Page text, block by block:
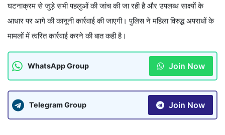
घटनाक्रम से जुड़े सभी पहलुओं की जांच की जा रही है और उपलब्ध साक्ष्यों के
आधार पर आगे की कानूनी कार्रवाई की जाएगी। पुलिस ने महिला विरुद्ध अपराधों के
मामलों में त्वरित कार्रवाई करने की बात कही है।
WhatsApp Group Join Now
Telegram Group Join Now